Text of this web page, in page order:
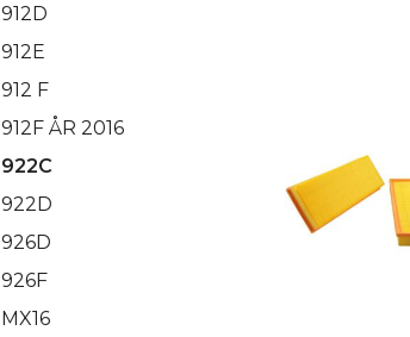
912D
912E
912 F
912F ÅR 2016
922C
922D
926D
926F
MX16